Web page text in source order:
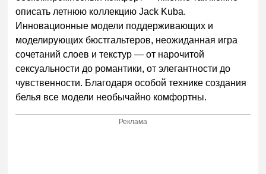
описать летнюю коллекциюJack Kuba.
Инновационные модели поддерживающих и
моделирующих бюстгальтеров, неожиданная игра
сочетаний слоев и текстур — от нарочитой
сексуальности до романтики, от элегантности до
чувственности. Благодаря особой технике создания
белья все модели необычайно комфортны.
Реклама